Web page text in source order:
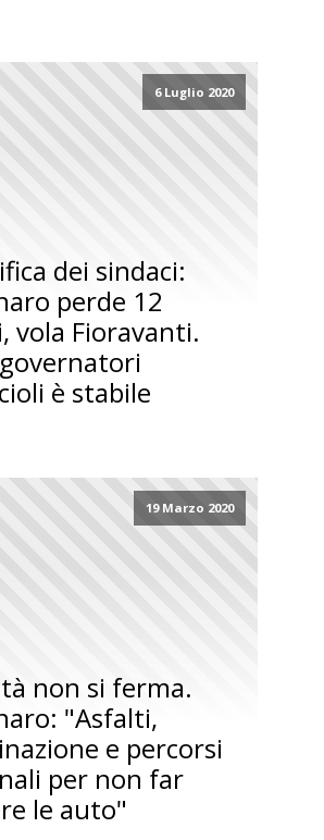
6 Luglio 2020
dei sindaci:
perde 12
vola Fioravanti.
è stabile
19 Marzo 2020
non si ferma.
"Asfalti,
e percorsi
per non far
le auto"